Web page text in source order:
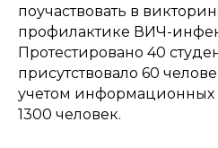
поучаствовать в
профилактике ВИЧ-
Протестировано 40
присутствовало 60
учетом информационных
1300 человек.